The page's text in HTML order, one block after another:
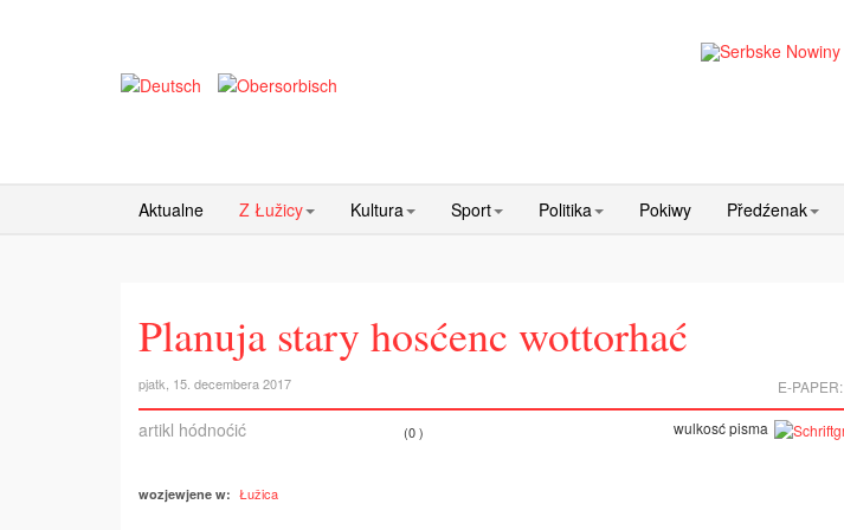
Aktualne Z Łužicy Kultura Sport Politika Pokiwy Předźenak
Planuja stary hosćenc wottorhać
pjatk, 15. decembera 2017 E-PAPER:
artikl hódnoćić (0 ) wulkosć pisma
wozjewjene w: Łužica